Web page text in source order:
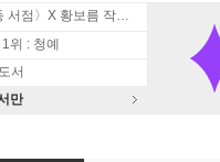
뮤지컬 〈휴남동 서점〉X 황보름 작가 북토크
위 : 청예
서
만